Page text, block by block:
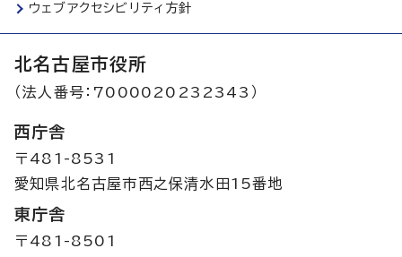
ウェブアクセシビリティ方針
北名古屋市役所
（法人番号：7000020232343）
西庁舎
〒481-8531
愛知県北名古屋市西之保清水田15番地
東庁舎
〒481-8501